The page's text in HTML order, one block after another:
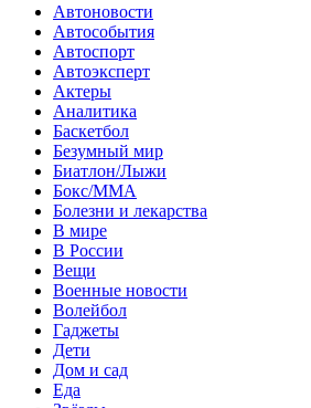
Автоновости
Автособытия
Автоспорт
Автоэксперт
Актеры
Аналитика
Баскетбол
Безумный мир
Биатлон/Лыжи
Бокс/MMA
Болезни и лекарства
В мире
В России
Вещи
Военные новости
Волейбол
Гаджеты
Дети
Дом и сад
Еда